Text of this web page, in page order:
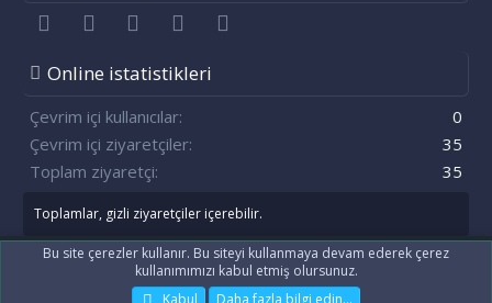
FacebookTwitter youtubeBize ulaşın
Online istatistikleri
Çevrim içi kullanıcılar
0
Çevrim içi ziyaretçiler
35
Toplam ziyaretçi
35
Toplamlar, gizli ziyaretçiler içerebilir.
Community platform by XenForo® © 2010-2021 XenForo Ltd.
[XenGenTr] OG:image sistemi
Bu site çerezler kullanır. Bu siteyi kullanmaya devam ederek çerez
kullanımımızı kabul etmiş olursunuz.
Kabul
Daha fazla bilgi edin…